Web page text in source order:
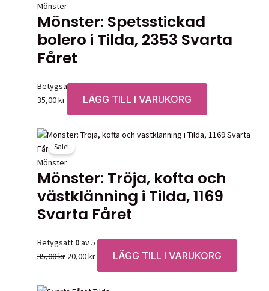
Mönster
Mönster: Spetsstickad
bolero i Tilda, 2353 Svarta
Fåret
Betygsatt0av 5
35,00kr LÄGG TILL I VARUKORG
Sale!
Mönster
Mönster: Tröja, kofta och
västklänning i Tilda, 1169
Svarta Fåret
Betygsatt 0av 5
35,00kr Det
ursprungliga
20,00krDet
nuvarande
LÄGG TILL I VARUKORG